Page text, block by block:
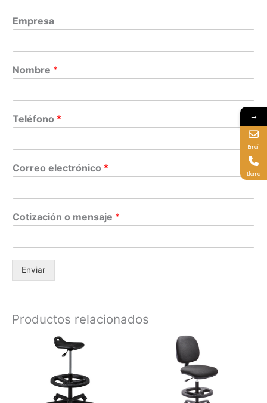
Empresa
Nombre *
Teléfono *
Correo electrónico *
Cotización o mensaje *
Enviar
Productos relacionados
→
Email
Llama